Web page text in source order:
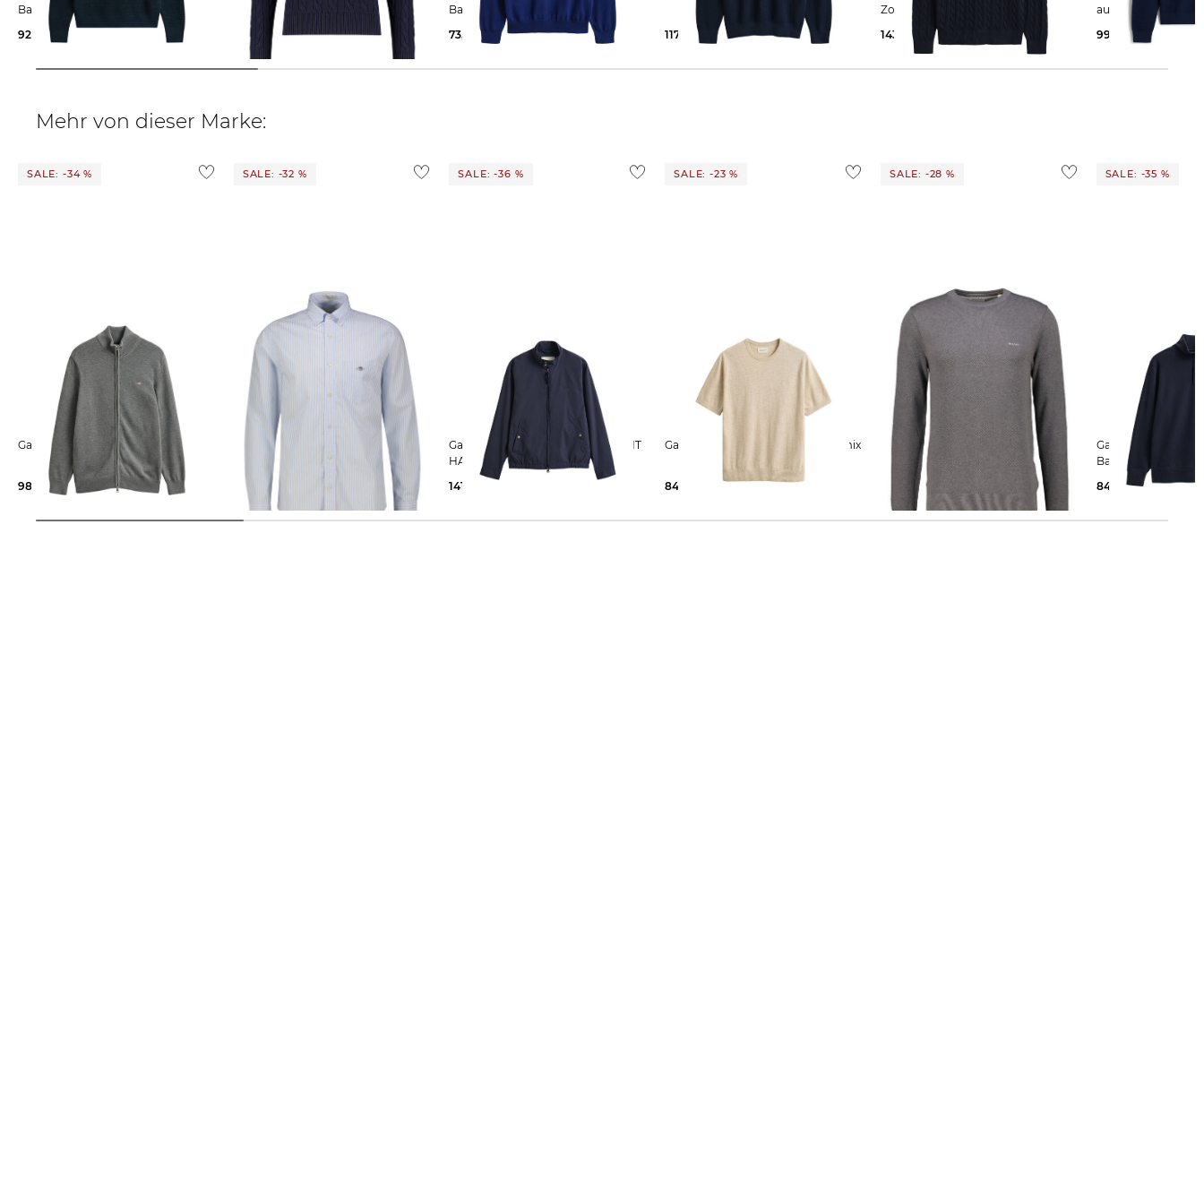
Baumwolle
92,09 €
Strickpullover mit Zopfmuster
145,99 €
215,00 €
Baumwolle
73,45 €
110,00 € 117,79 € 130,00 €
Zopfmuster
143,85 €
160,00 €
aus Bio-Baumwolle
99,99 €
129,90 €
Mehr von dieser Marke:
SALE: -34 %
Gant | Herren Strickjacke
98,25 € 150,00 €
SALE: -32 %
aus Popeline Regular Fit
67,99 €
100,00 €
SALE: -36 %
Gant | Herren Jacke LIGHTWEIGHT
HARRINGTON
141,69 €
SALE: -23 %
Gant | Herren T-Shirt aus Leinenmix
84,99 € 110,00 €
SALE: -28 %
Gant | Herren Strickpullover aus
Baumwoll-Piqué Regular Fit
93,19 €
SALE: -35 %
Gant | Herren Pullover aus
Baumwolle
84,99 €
130,00 €